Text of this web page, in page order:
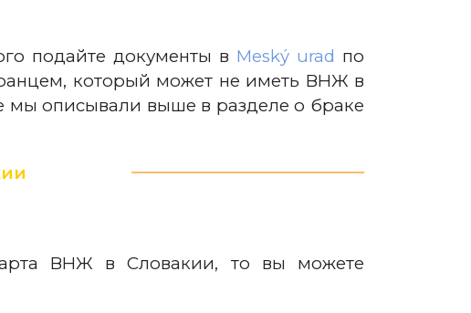
подайте документы в Meský urad по
который может не иметь ВНЖ в
мы описывали выше в разделе о браке
ВНЖ в Словакии, то вы можете